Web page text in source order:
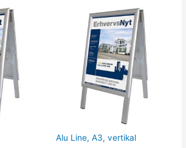
Alu Line, A3, vertikal